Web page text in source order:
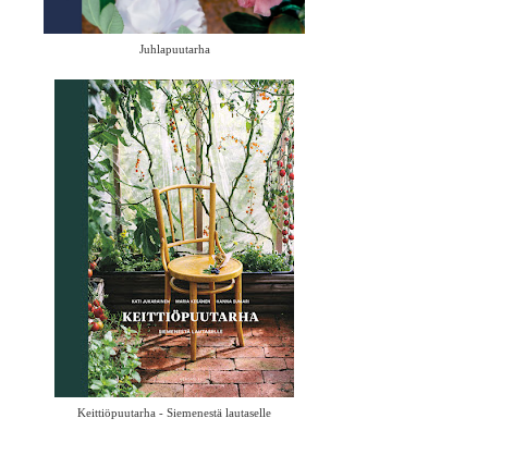
Juhlapuutarha
Keittiöpuutarha - Siemenestä lautaselle